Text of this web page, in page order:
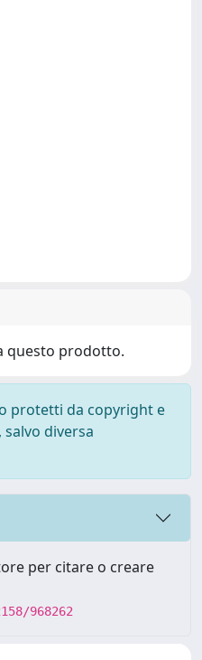
questo prodotto.
protetti da copyright e
diversa
per citare o creare
968262